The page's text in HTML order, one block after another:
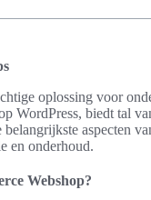
oplossing voor
WordPress, biedt tal
aspecten
en onderhoud.
Webshop?